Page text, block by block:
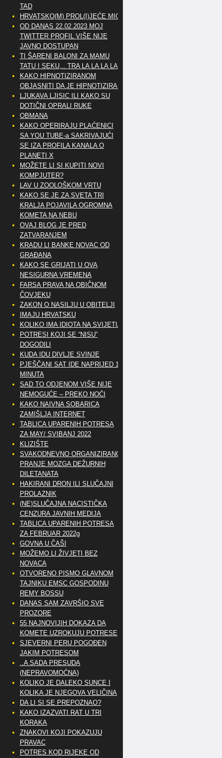
TAD
HRVATSKO(M) PROL(I)JEĆE MIG
OD DANAS 22.02.2023 MOJ
TWITTER PROFIL VIŠE NIJE
JAVNO DOSTUPAN
TI ŠARENI BALONI ZA MAMU
TATU I SEKU,.. TRA LA LA LA LA
KAKO HIPNOTIZIRANOM
OBJASNITI DA JE HIPNOTIZIRAN
LJUKAVA LJISIC ILI KAKO SU
DOTIČNI OPRALI RUKE
OBMANA
KAKO OPERIRAJU PLAĆENICI
SA YOU TUBE-a SAKRIVAJUĆI
SE IZA PROFILA KANALA O
PLANETI X
MOŽETE LI SI KUPITI NOVI
KOMPJUTER?
LAV U ZOOLOŠKOM VRTU
KAKO SE JE ZA SVETA TRI
KRALJA POJAVILA OGROMNA
KOMETA NA NEBU
OVAJ BLOG JE PRED
ZATVARANJEM
KRADU LI BANKE NOVAC OD
GRAĐANA
KAKO SE GRIJATI U OVA
NESIGURNA VREMENA
FARSA PRAVA NA OBIČNOM
ČOVJEKU
ZAKON O NASILJU U OBITELJI
IMAJU HRVATSKU
KOLIKO IMA IDIOTA NA SVIJETU?
POTRESI KOJI SE “NISU”
DOGODILI
KUDA IDU DIVLJE SVINJE
PJEŠČANI SAT IDE NAPRIJED 10
MINUTA
SAD TO ODJENOM VIŠE NIJE
NEMOGUĆE – PREKO NOĆI
KAKO NAIVNA SOBARICA
ZAMIŠLJA INTERNET
TABLICA UPARENIH POTRESA
ZA MAY/ SVIBANJ 2022
KLIZIŠTE
SVAKODNEVNO ORGANIZIRANO
PRANJE MOZGA DEŽURNIH
DILETANATA
HAKIRANI DRON ILI SLUČAJNI
PROLAZNIK
(NE)SLUČAJNA NACISTIČKA
CENZURA JAVNIH MEDIJA
TABLICA UPARENIH POTRESA
ZA FEBRUAR 2022g
GOVNA U ČAŠI
MOŽEMO LI ŽIVJETI BEZ
NOVACA
OTVORENO PISMO GLAVNOM
TAJNIKU EMSC GOSPODINU
REMY BOSSU
DANAS SAM ZAVRŠIO SVE
PROZORE
55 NAJNOVIJIH DOKAZA DA
KOMETE UZROKUJU POTRESE
SJEVERNI PERU POGOĐEN
JAKIM POTRESOM
..A SADA PRESUDA
(NEPRAVOMOĆNA)
KOLIKO JE DALEKO SUNCE I
KOLIKA JE NJEGOVA VELIČINA
DA LI SI SE PREPOZNAO?
KAKO IZAZVATI RAT U TRI
KORAKA
ZNAKOVI KOJI POKAZUJU
PRAVAC
POTRES KOD RIJEKE OD